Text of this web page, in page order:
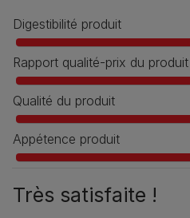
Digestibilité produit
Rapport qualité-prix du produit
Qualité du produit
Appétence produit
Très satisfaite !